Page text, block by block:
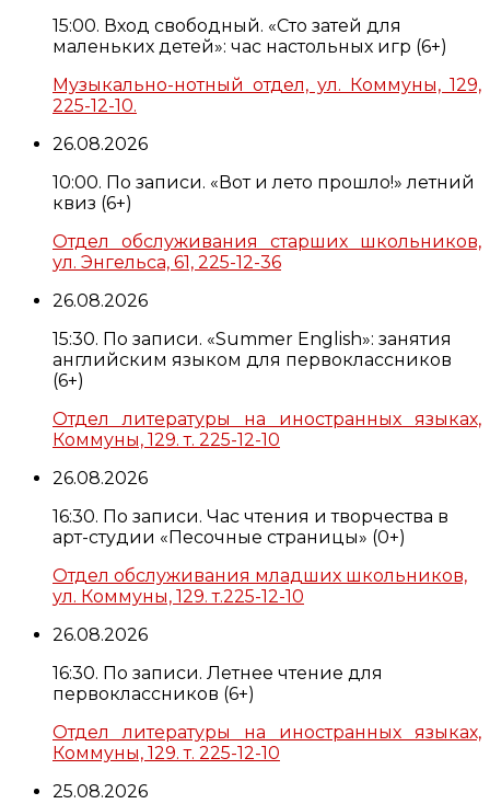
15:00. Вход свободный. «Сто затей для
маленьких детей»: час настольных игр (6+)
Музыкально-нотный отдел, ул. Коммуны, 129,
225-12-10.
26.08.2026
10:00. По записи. «Вот и лето прошло!» летний
квиз (6+)
Отдел обслуживания старших школьников,
ул. Энгельса, 61, 225-12-36
26.08.2026
15:30. По записи. «Summer English»: занятия
английским языком для первоклассников
(6+)
Отдел литературы на иностранных языках,
Коммуны, 129. т. 225-12-10
26.08.2026
16:30. По записи. Час чтения и творчества в
арт-студии «Песочные страницы» (0+)
Отдел обслуживания младших школьников,
ул. Коммуны, 129. т.225-12-10
26.08.2026
16:30. По записи. Летнее чтение для
первоклассников (6+)
Отдел литературы на иностранных языках,
Коммуны, 129. т. 225-12-10
25.08.2026